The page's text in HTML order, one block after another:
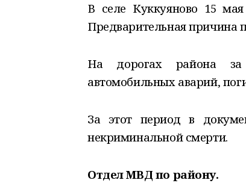
В селе Куккуяново 15
Предварительная причина
На дорогах района за
автомобильных аварий,
За этот период в
некриминальной смерти.
Отдел МВД по району.